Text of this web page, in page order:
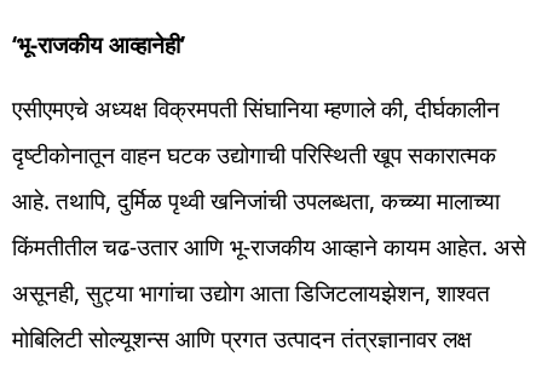
‘भू-राजकीय आव्हानेही’
एसीएमएचे अध्यक्ष विक्रमपती सिंघानिया म्हणाले की, दीर्घकालीन
दृष्टीकोनातून वाहन घटक उद्योगाची परिस्थिती खूप सकारात्मक
आहे. तथापि, दुर्मिळ पृथ्वी खनिजांची उपलब्धता, कच्च्या मालाच्या
किंमतीतील चढ-उतार आणि भू-राजकीय आव्हाने कायम आहेत. असे
असूनही, सुट्या भागांचा उद्योग आता डिजिटलायझेशन, शाश्वत
मोबिलिटी सोल्यूशन्स आणि प्रगत उत्पादन तंत्रज्ञानावर लक्ष